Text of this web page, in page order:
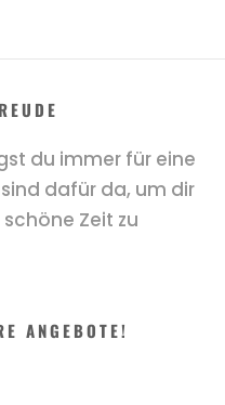
du immer für eine
dafür da, um dir
Zeit zu
ANGEBOTE!